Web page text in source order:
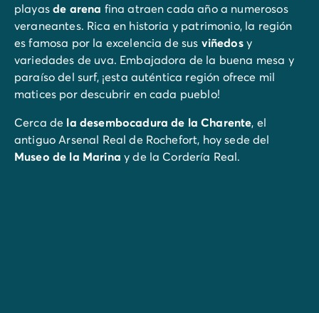
playasde arena fina atraen cada año a numerosos
veraneantes. Rica en historia y patrimonio, la región
es famosa por la excelencia de sus viñedosy
variedades de uva. Embajadora de la buena mesa y
paraíso del surf, ¡esta auténtica región ofrece mil
matices por descubrir en cada pueblo!
Cerca de la desembocadura de la Charente, el
antiguo Arsenal Real de Rochefort, hoy sede del
Museo de la Marina y de la Cordería Real.